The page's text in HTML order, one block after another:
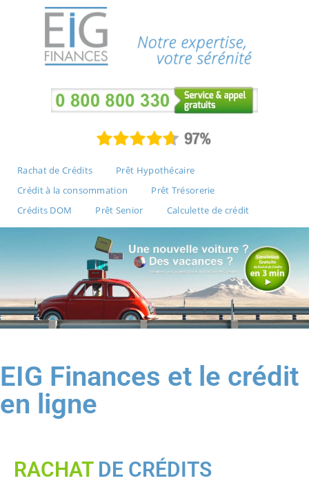
Rachat de Crédits
Prêt Hypothécaire
Crédit à la consommation
Prêt Trésorerie
Crédits DOM
Prêt Senior Calculette de crédit
EIG Finances et le crédit
en ligne
RACHATDE CRÉDITS